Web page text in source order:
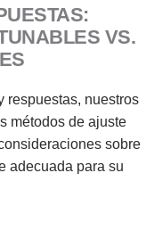
VS.
respuestas, nuestros
métodos de ajuste
sobre
adecuada para su